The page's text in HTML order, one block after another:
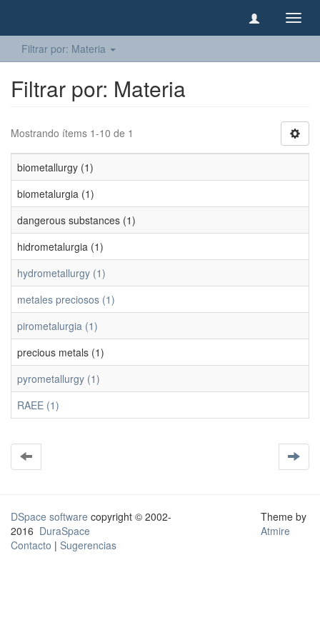
Filtrar por: Materia
Filtrar por: Materia
Mostrando ítems 1-10 de 1
biometallurgy (1)
biometalurgia (1)
dangerous substances (1)
hidrometalurgia (1)
hydrometallurgy (1)
metales preciosos (1)
pirometalurgia (1)
precious metals (1)
pyrometallurgy (1)
RAEE (1)
DSpace software copyright © 2002-
2016 DuraSpace
Contacto | Sugerencias
Theme by
Atmire